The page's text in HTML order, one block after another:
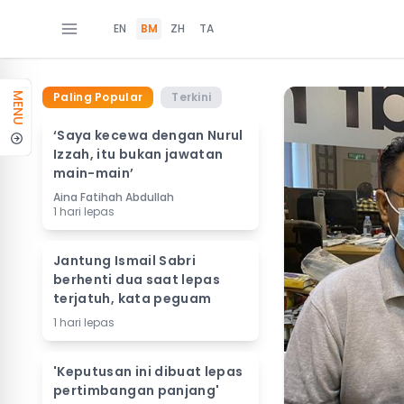
EN BM ZH TA
MENU Paling Popular Terkini
‘Saya kecewa dengan Nurul
Izzah, itu bukan jawatan
main-main’
Aina Fatihah Abdullah
1 hari lepas
Jantung Ismail Sabri
berhenti dua saat lepas
terjatuh, kata peguam
1 hari lepas
'Keputusan ini dibuat lepas
pertimbangan panjang'